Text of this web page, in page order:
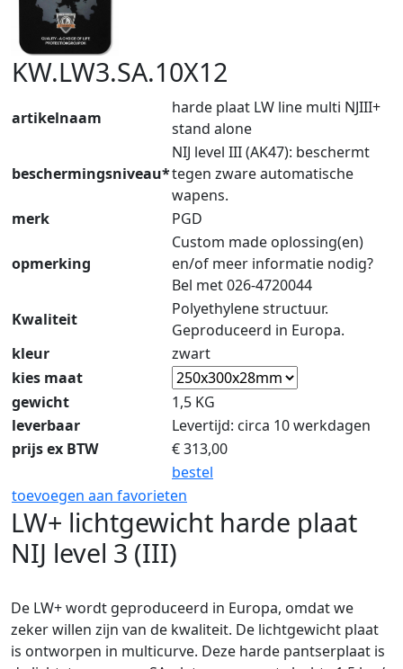
KW.LW3.SA.10X12
artikelnaam
harde plaat LW line multi NJIII+
stand alone
beschermingsniveau*
NIJ level III (AK47): beschermt
tegen zware automatische
wapens.
merk
PGD
opmerking
Custom made oplossing(en)
en/of meer informatie nodig?
Bel met 026-4720044
Kwaliteit
Polyethylene structuur.
Geproduceerd in Europa.
kleur
zwart
kies maat
gewicht
1,5 KG
leverbaar
Levertijd: circa 10 werkdagen
prijs ex BTW
€313,00
bestel
toevoegen aan favorieten
LW+ lichtgewicht harde plaat
NIJ level 3 (III)
De LW+ wordt geproduceerd in Europa, omdat we
zeker willen zijn van de kwaliteit. De lichtgewicht plaat
is ontworpen in multicurve. Deze harde pantserplaat is